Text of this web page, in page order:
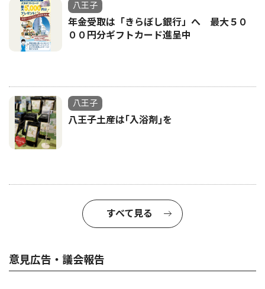
八王子
年金受取は「きらぼし銀行」へ 最大５０
００円分ギフトカード進呈中
八王子
八王子土産は｢入浴剤｣を
すべて見る
意見広告・議会報告